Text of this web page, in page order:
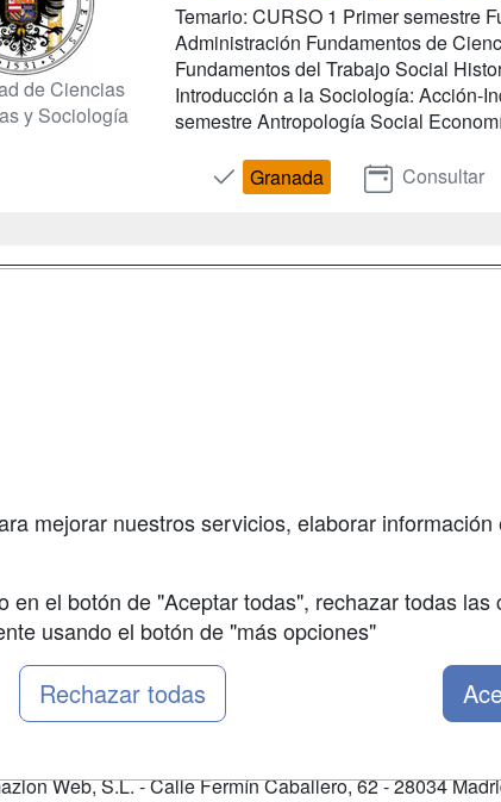
de Ciencias
y Sociología
Temario: CURSO 1 Primer semestre
Administración Fundamentos de
Fundamentos del Trabajo Social
Introducción a la Sociología: Acción-
semestre Antropología Social
Granada Consultar
Web, S.L. - Calle Fermín Caballero, 62 - 28034
mejorar nuestros servicios, elaborar
en el botón de "Aceptar todas", rechazar todas
usando el botón de "más opciones"
Rechazar todas